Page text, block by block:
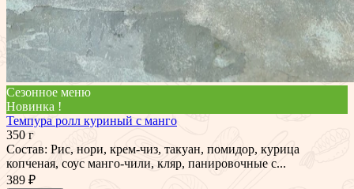
Сезонное меню
Новинка !
Темпура ролл куриный с манго
350 г
Состав: Рис, нори, крем-чиз, такуан, помидор, курица
копченая, соус манго-чили, кляр, панировочные с...
389 ₽